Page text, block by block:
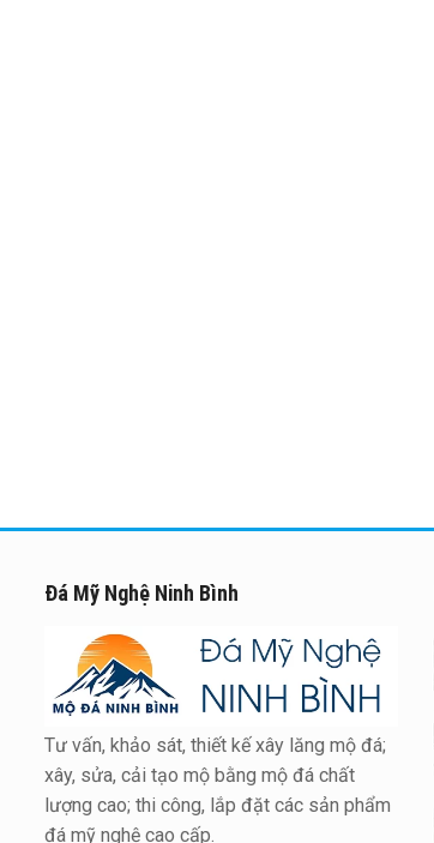
Đá Mỹ Nghệ Ninh Bình
Tư vấn, khảo sát, thiết kế xây lăng mộ đá;
xây, sửa, cải tạo mộ bằng mộ đá chất
lượng cao; thi công, lắp đặt các sản phẩm
đá mỹ nghệ cao cấp.